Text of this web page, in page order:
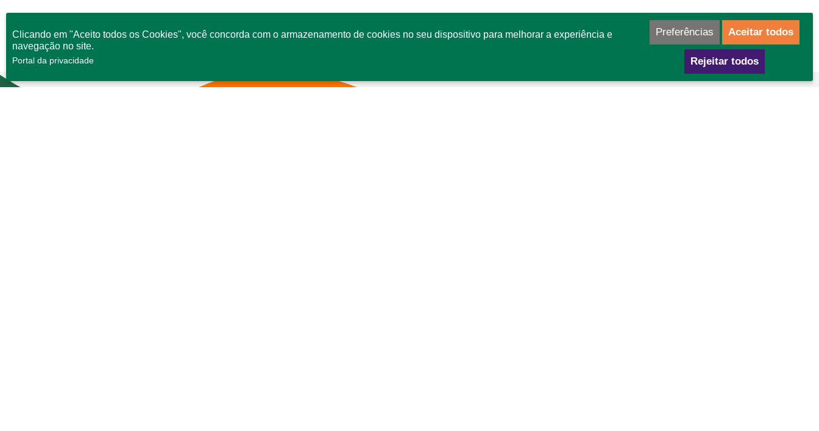
Clicando em "Aceito todos os Cookies", você concorda com o armazenamento de cookies no seu dispositivo para melhorar a experiência e
navegação no site.
Portal da privacidade
Preferências Aceitar todos
Rejeitar todos